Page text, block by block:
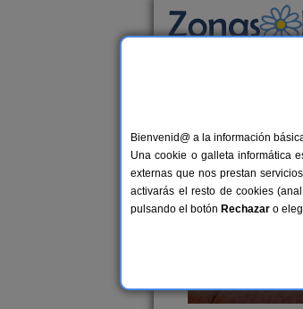
Casas
38 €
Bienvenid@ a la información
Una cookie o galleta informática
externas que nos prestan
activarás el resto de cookies
pulsando el botón Rechazar o